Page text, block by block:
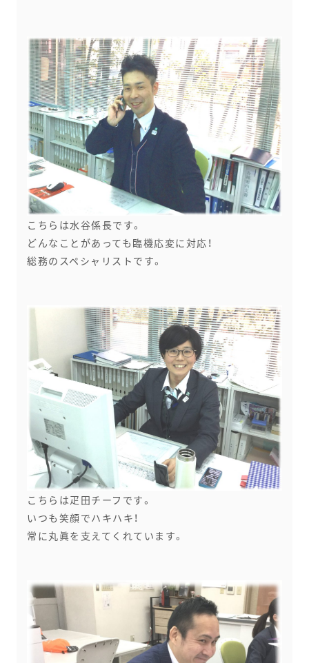
こちらは水谷係長です。
どんなことがあっても臨機応変に対応！
総務のスペシャリストです。
こちらは疋田チーフです。
いつも笑顔でハキハキ！
常に丸眞を支えてくれています。